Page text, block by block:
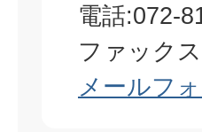
電話:072-
ファック
メールフ